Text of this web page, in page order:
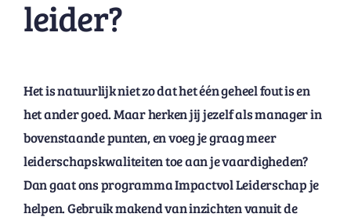
leider?
Het is natuurlijk niet zo dat het één geheel fout is en
het ander goed. Maar herken jij jezelf als manager in
bovenstaande punten, en voeg je graag meer
leiderschapskwaliteiten toe aan je vaardigheden?
Dan gaat ons programma Impactvol Leiderschap je
helpen. Gebruik makend van inzichten vanuit de